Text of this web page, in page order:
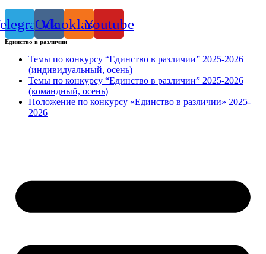
Vk
Odnoklassniki
Youtube
Единство в различии
Темы по конкурсу “Единство в различии” 2025-2026
(индивидуальный, осень)
Темы по конкурсу “Единство в различии” 2025-2026
(командный, осень)
Положение по конкурсу «Единство в различии» 2025-
2026